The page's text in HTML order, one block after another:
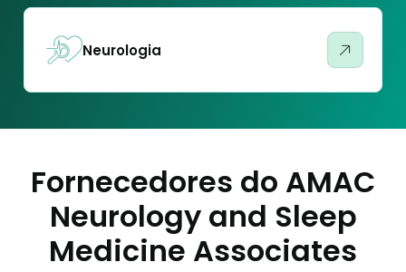
Neurologia
Fornecedores do AMAC
Neurology and Sleep
Medicine Associates